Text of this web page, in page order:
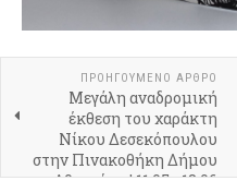
ΠΡΟΗΓΟΎΜΕΝΟ ΆΡΘΡΟ
Μεγάλη αναδρομική
έκθεση του χαράκτη
Νίκου Δεσεκόπουλου
στην Πινακοθήκη Δήμου
Αθηναίων | 11.05 - 18.06